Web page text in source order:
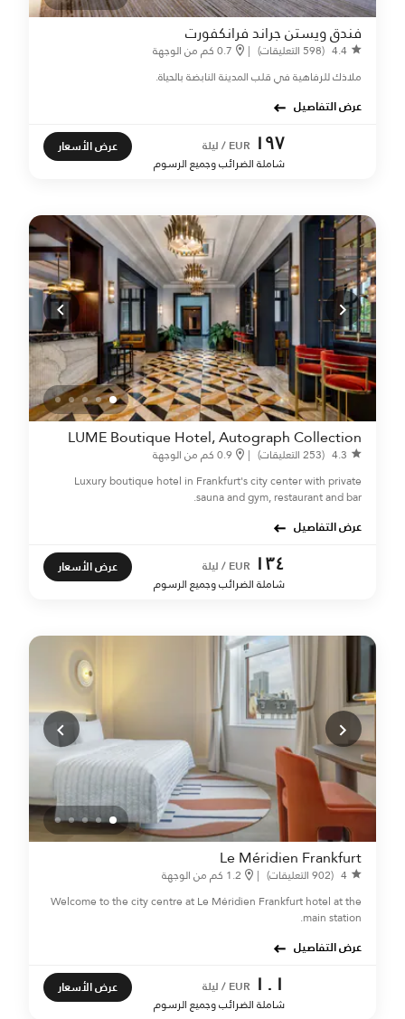
فندق ويستن جراند فرانكفورت
4.4 (598 التعليقات) |
0.7 كم من الوجهة
ملاذك للرفاهية في قلب المدينة النابضة بالحياة.
عرض التفاصيل
١٩٧ EUR / ليلة
شاملة الضرائب وجميع الرسوم
عرض الأسعار
LUME Boutique Hotel, Autograph Collection
4.3 (253 التعليقات) |
0.9 كم من الوجهة
Luxury boutique hotel in Frankfurt's city center with private
sauna and gym, restaurant and bar.
عرض التفاصيل
١٣٤ EUR / ليلة
شاملة الضرائب وجميع الرسوم
عرض الأسعار
Le Méridien Frankfurt
4 (902 التعليقات) |
1.2 كم من الوجهة
Welcome to the city centre at Le Méridien Frankfurt hotel at the
main station.
عرض التفاصيل
١٠١ EUR / ليلة
شاملة الضرائب وجميع الرسوم
عرض الأسعار